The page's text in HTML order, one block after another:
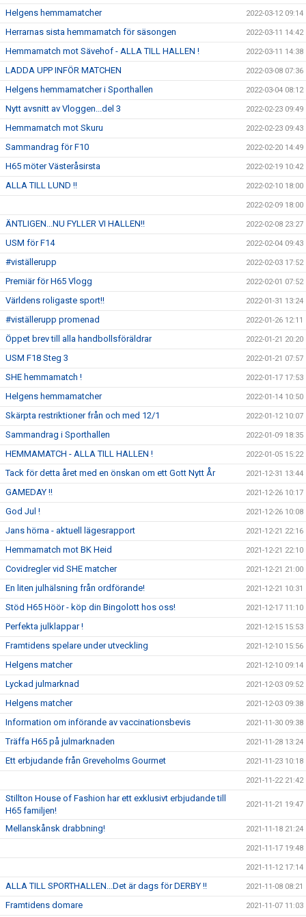
Helgens hemmamatcher 2022-03-12 09:14
Herrarnas sista hemmamatch för säsongen 2022-03-11 14:42
Hemmamatch mot Sävehof - ALLA TILL HALLEN ! 2022-03-11 14:38
LADDA UPP INFÖR MATCHEN 2022-03-08 07:36
Helgens hemmamatcher i Sporthallen 2022-03-04 08:12
Nytt avsnitt av Vloggen...del 3 2022-02-23 09:49
Hemmamatch mot Skuru 2022-02-23 09:43
Sammandrag för F10 2022-02-20 14:49
H65 möter Västeråsirsta 2022-02-19 10:42
ALLA TILL LUND !! 2022-02-10 18:00
2022-02-09 18:00
ÄNTLIGEN...NU FYLLER VI HALLEN!! 2022-02-08 23:27
USM för F14 2022-02-04 09:43
#viställerupp 2022-02-03 17:52
Premiär för H65 Vlogg 2022-02-01 07:52
Världens roligaste sport!! 2022-01-31 13:24
#viställerupp promenad 2022-01-26 12:11
Öppet brev till alla handbollsföräldrar 2022-01-21 20:20
USM F18 Steg 3 2022-01-21 07:57
SHE hemmamatch ! 2022-01-17 17:53
Helgens hemmamatcher 2022-01-14 10:50
Skärpta restriktioner från och med 12/1 2022-01-12 10:07
Sammandrag i Sporthallen 2022-01-09 18:35
HEMMAMATCH - ALLA TILL HALLEN ! 2022-01-05 15:22
Tack för detta året med en önskan om ett Gott Nytt År 2021-12-31 13:44
GAMEDAY !! 2021-12-26 10:17
God Jul ! 2021-12-26 10:08
Jans hörna - aktuell lägesrapport 2021-12-21 22:16
Hemmamatch mot BK Heid 2021-12-21 22:10
Covidregler vid SHE matcher 2021-12-21 21:00
En liten julhälsning från ordförande! 2021-12-21 10:31
Stöd H65 Höör - köp din Bingolott hos oss! 2021-12-17 11:10
Perfekta julklappar ! 2021-12-15 15:53
Framtidens spelare under utveckling 2021-12-10 15:56
Helgens matcher 2021-12-10 09:14
Lyckad julmarknad 2021-12-03 09:52
Helgens matcher 2021-12-03 09:38
Information om införande av vaccinationsbevis 2021-11-30 09:38
Träffa H65 på julmarknaden 2021-11-28 13:24
Ett erbjudande från Greveholms Gourmet 2021-11-23 10:18
2021-11-22 21:42
Stillton House of Fashion har ett exklusivt erbjudande till
H65 familjen!
2021-11-21 19:47
Mellanskånsk drabbning! 2021-11-18 21:24
2021-11-17 19:48
2021-11-12 17:14
ALLA TILL SPORTHALLEN...Det är dags för DERBY !! 2021-11-08 08:21
Framtidens domare 2021-11-07 11:03